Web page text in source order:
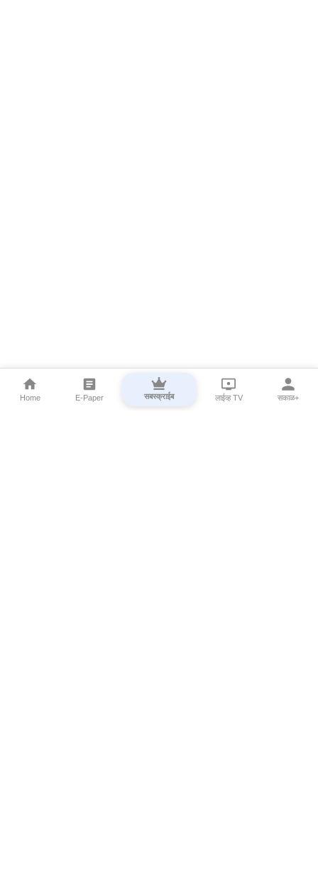
Home E-Paper सबस्क्राईब लाईव्ह TV सकाळ+